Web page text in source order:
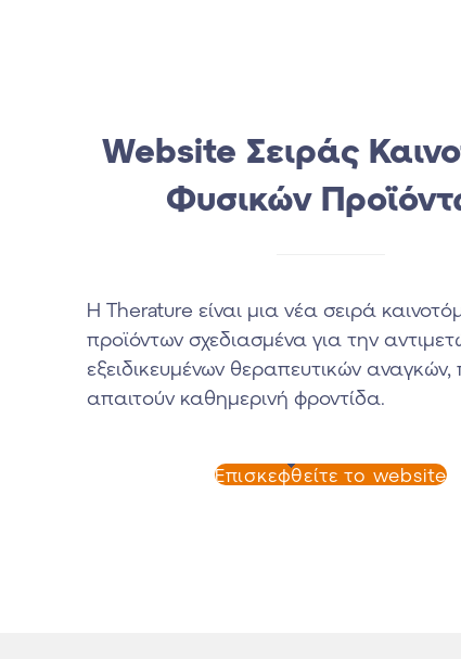
Website Σειράς
Φυσικών
Η Therature είναι μια νέα σειρά
προϊόντων σχεδιασμένα για την
εξειδικευμένων θεραπευτικών αναγκών,
απαιτούν καθημερινή φροντίδα.
Επισκεφθείτε το website